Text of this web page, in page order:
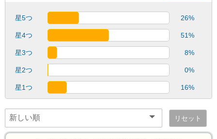
星5つ 26%
星4つ 51%
星3つ 8%
星2つ 0%
星1つ 16%
リセット